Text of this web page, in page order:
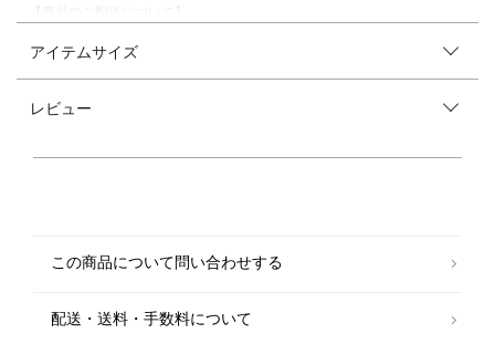
配達日時の指定が可能ですが、上記に該当する場合はご希望に沿えない場
SHIPS ORIGINAL リードディフューザー
N°4（MEN'S DRESS)：さりげなくスマートな印象の中に豊かな包容力を
＜ウッド調＆ほのかにスパイシーなブレンド＞
原材料：Bay laurel, Turmeric, Sage, Juniperberry, Rosewood, Cedarwoo
アイテムサイズ
レビュー
この商品について問い合わせする
配送・送料・手数料について